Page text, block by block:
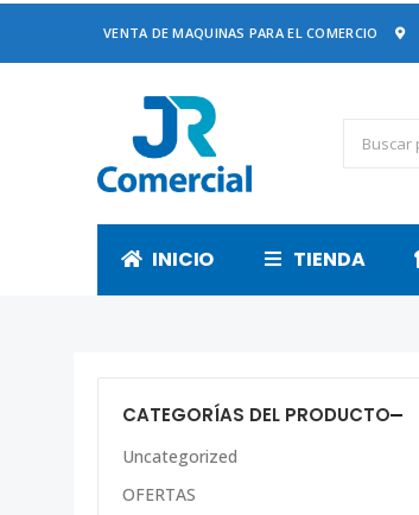
VENTA DE MAQUINAS PARA EL COMERCIO
INICIO TIENDA
CATEGORÍAS DEL PRODUCTO
Uncategorized
OFERTAS